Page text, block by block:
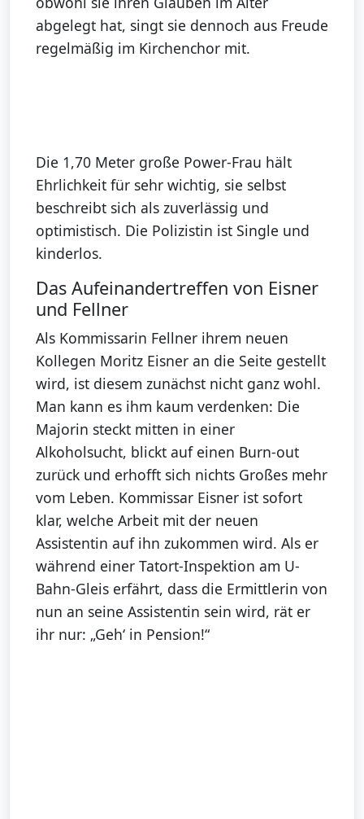
abgelegt hat, singt sie dennoch aus Freude
regelmäßig im Kirchenchor mit.
Die 1,70 Meter große Power-Frau hält
Ehrlichkeit für sehr wichtig, sie selbst
beschreibt sich als zuverlässig und
optimistisch. Die Polizistin ist Single und
kinderlos.
Das Aufeinandertreffen von Eisner
und Fellner
Als Kommissarin Fellner ihrem neuen
Kollegen Moritz Eisner an die Seite gestellt
wird, ist diesem zunächst nicht ganz wohl.
Man kann es ihm kaum verdenken: Die
Majorin steckt mitten in einer
Alkoholsucht, blickt auf einen Burn-out
zurück und erhofft sich nichts Großes mehr
vom Leben. Kommissar Eisner ist sofort
klar, welche Arbeit mit der neuen
Assistentin auf ihn zukommen wird. Als er
während einer Tatort-Inspektion am U-
Bahn-Gleis erfährt, dass die Ermittlerin von
nun an seine Assistentin sein wird, rät er
ihr nur: „Geh‘ in Pension!“